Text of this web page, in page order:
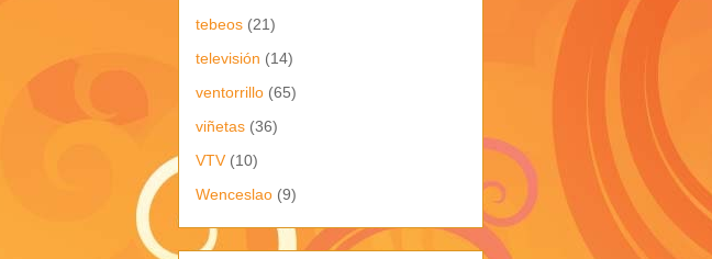
tebeos (21)
televisión (14)
ventorrillo (65)
viñetas (36)
VTV (10)
Wenceslao (9)